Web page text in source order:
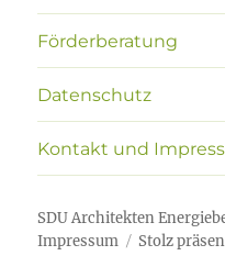
Förderberatung
Datenschutz
Kontakt und
SDU Architekten
Impressum
Stolz